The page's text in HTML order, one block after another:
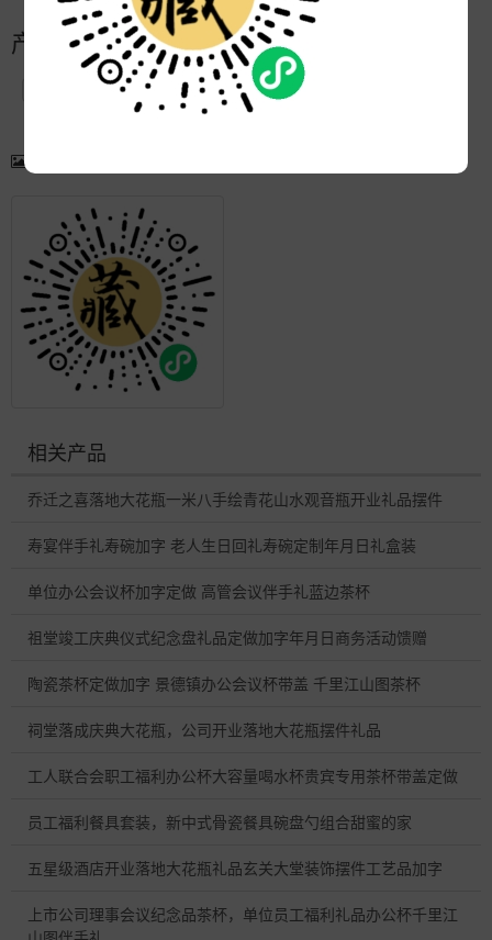
产品简介
相关产品
乔迁之喜落地大花瓶一米八手绘青花山水观音瓶开业礼品摆件
寿宴伴手礼寿碗加字 老人生日回礼寿碗定制年月日礼盒装
单位办公会议杯加字定做 高管会议伴手礼蓝边茶杯
祖堂竣工庆典仪式纪念盘礼品定做加字年月日商务活动馈赠
陶瓷茶杯定做加字 景德镇办公会议杯带盖 千里江山图茶杯
祠堂落成庆典大花瓶，公司开业落地大花瓶摆件礼品
工人联合会职工福利办公杯大容量喝水杯贵宾专用茶杯带盖定做
员工福利餐具套装，新中式骨瓷餐具碗盘勺组合甜蜜的家
五星级酒店开业落地大花瓶礼品玄关大堂装饰摆件工艺品加字
上市公司理事会议纪念品茶杯，单位员工福利礼品办公杯千里江